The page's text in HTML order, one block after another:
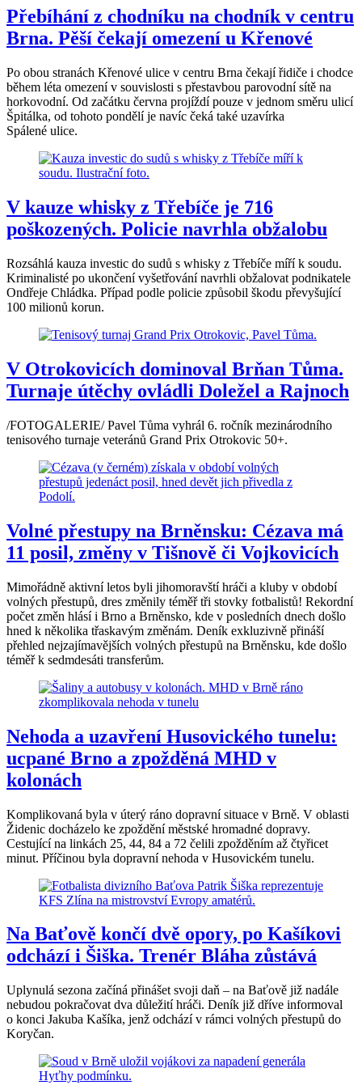
Přebíhání z chodníku na chodník v centru
Brna. Pěší čekají omezení u Křenové
Po obou stranách Křenové ulice v centru Brna čekají řidiče i chodce
během léta omezení v souvislosti s přestavbou parovodní sítě na
horkovodní. Od začátku června projíždí pouze v jednom směru ulicí
Špitálka, od tohoto pondělí je navíc čeká také uzavírka
Spálené ulice.
V kauze whisky z Třebíče je 716
poškozených. Policie navrhla obžalobu
Rozsáhlá kauza investic do sudů s whisky z Třebíče míří k soudu.
Kriminalisté po ukončení vyšetřování navrhli obžalovat podnikatele
Ondřeje Chládka. Případ podle policie způsobil škodu převyšující
100 milionů korun.
V Otrokovicích dominoval Brňan Tůma.
Turnaje útěchy ovládli Doležel a Rajnoch
/FOTOGALERIE/ Pavel Tůma vyhrál 6. ročník mezinárodního
tenisového turnaje veteránů Grand Prix Otrokovic 50+.
Volné přestupy na Brněnsku: Cézava má
11 posil, změny v Tišnově či Vojkovicích
Mimořádně aktivní letos byli jihomoravští hráči a kluby v období
volných přestupů, dres změnily téměř tři stovky fotbalistů! Rekordní
počet změn hlásí i Brno a Brněnsko, kde v posledních dnech došlo
hned k několika třaskavým změnám. Deník exkluzivně přináší
přehled nejzajímavějších volných přestupů na Brněnsku, kde došlo
téměř k sedmdesáti transferům.
Nehoda a uzavření Husovického tunelu:
ucpané Brno a zpožděná MHD v
kolonách
Komplikovaná byla v úterý ráno dopravní situace v Brně. V oblasti
Židenic docházelo ke zpoždění městské hromadné dopravy.
Cestující na linkách 25, 44, 84 a 72 čelili zpožděním až čtyřicet
minut. Příčinou byla dopravní nehoda v Husovickém tunelu.
Na Baťově končí dvě opory, po Kašíkovi
odchází i Šiška. Trenér Bláha zůstává
Uplynulá sezona začíná přinášet svoji daň – na Baťově již nadále
nebudou pokračovat dva důležití hráči. Deník již dříve informoval
o konci Jakuba Kašíka, jenž odchází v rámci volných přestupů do
Koryčan.